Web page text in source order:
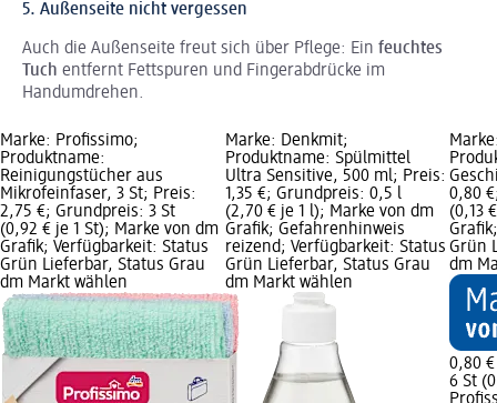
5. Außenseite nicht vergessen
Auch die Außenseite freut sich über Pflege: Ein feuchtes
Tuch entfernt Fettspuren und Fingerabdrücke im
Handumdrehen.
Marke: Profissimo;
Produktname:
Reinigungstücher aus
Mikrofeinfaser, 3 St; Preis:
2,75 €; Grundpreis: 3 St
(0,92 € je 1 St); Marke von dm
Grafik; Verfügbarkeit: Status
Grün Lieferbar, Status Grau
dm Markt wählen
Marke: Denkmit;
Produktname: Spülmittel
Ultra Sensitive, 500 ml; Preis:
1,35 €; Grundpreis: 0,5 l
(2,70 € je 1 l); Marke von dm
Grafik; Gefahrenhinweis
reizend; Verfügbarkeit: Status
Grün Lieferbar, Status Grau
dm Markt wählen
0,80
(0,13
Grün
dm
0,80 €
6 St